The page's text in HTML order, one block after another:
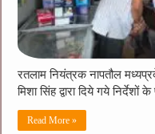
रतलाम नियंत्रक नापतौल
मिशा सिंह द्वारा दिये गये
Read More »